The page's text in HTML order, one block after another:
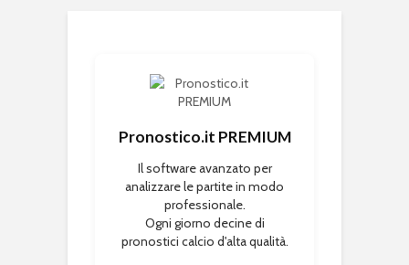
Pronostico.it PREMIUM
Il software avanzato per
analizzare le partite in modo
professionale.
Ogni giorno decine di
pronostici calcio d'alta qualità.